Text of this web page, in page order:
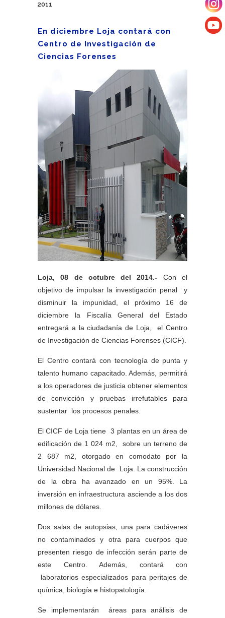
2011
En diciembre Loja contará con
Centro de Investigación de
Ciencias Forenses
Loja, 08 de octubre del 2014.- Con el
objetivo de impulsar la investigación penal y
disminuir la impunidad, el próximo 16 de
diciembre la Fiscalía General del Estado
entregará a la ciudadanía de Loja, el Centro
de Investigación de Ciencias Forenses (CICF).
El Centro contará con tecnología de punta y
talento humano capacitado. Además, permitirá
a los operadores de justicia obtener elementos
de convicción y pruebas irrefutables para
sustentar los procesos penales.
El CICF de Loja tiene 3 plantas en un área de
edificación de 1 024 m2, sobre un terreno de
2 687 m2, otorgado en comodato por la
Universidad Nacional de Loja. La construcción
de la obra ha avanzado en un 95%. La
inversión en infraestructura asciende a los dos
millones de dólares.
Dos salas de autopsias, una para cadáveres
no contaminados y otra para cuerpos que
presenten riesgo de infección serán parte de
este Centro. Además, contará con
laboratorios especializados para peritajes de
química, biología e histopatología.
Se implementarán áreas para análisis de